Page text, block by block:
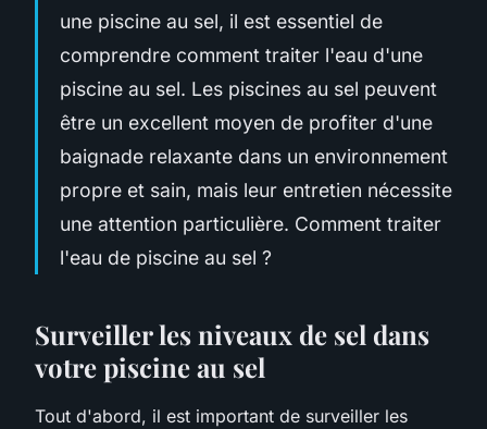
une piscine au sel, il est essentiel de
comprendre comment traiter l'eau d'une
piscine au sel. Les piscines au sel peuvent
être un excellent moyen de profiter d'une
baignade relaxante dans un environnement
propre et sain, mais leur entretien nécessite
une attention particulière. Comment traiter
l'eau de piscine au sel ?
Surveiller les niveaux de sel dans
votre piscine au sel
Tout d'abord, il est important de surveiller les